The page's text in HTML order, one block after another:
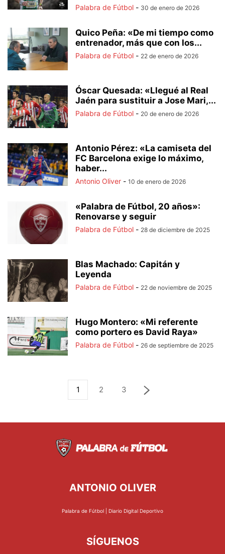
Palabra de Fútbol - 30 de enero de 2026
Quico Peña: «De mi tiempo como
entrenador, más que con los...
Palabra de Fútbol - 22 de enero de 2026
Óscar Quesada: «Llegué al Real
Jaén para sustituir a Jose Mari,...
Palabra de Fútbol - 20 de enero de 2026
Antonio Pérez: «La camiseta del
FC Barcelona exige lo máximo,
haber...
Antonio Oliver - 10 de enero de 2026
«Palabra de Fútbol, 20 años»:
Renovarse y seguir
Palabra de Fútbol - 28 de diciembre de 2025
Blas Machado: Capitán y
Leyenda
Palabra de Fútbol - 22 de noviembre de 2025
Hugo Montero: «Mi referente
como portero es David Raya»
Palabra de Fútbol - 26 de septiembre de 2025
1 2 3
ANTONIO OLIVER
Palabra de Fútbol | Diario Digital Deportivo
SÍGUENOS